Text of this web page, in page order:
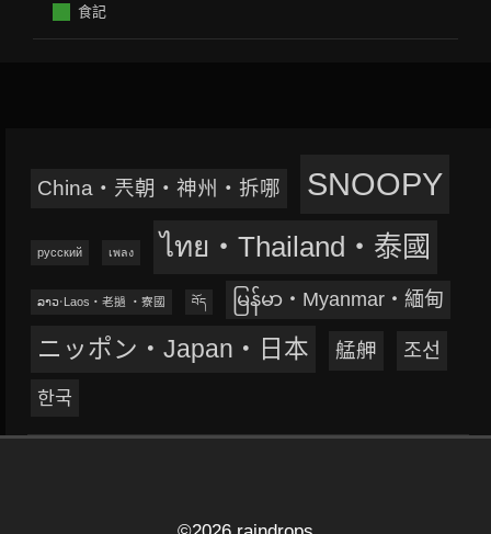
食記
China‧兲朝‧神州‧拆哪 SNOOPY
русский เพลง ไทย‧Thailand‧泰國
ລາວ‧Laos‧老撾 ‧寮國 བོད မြန်မာ‧Myanmar‧緬甸
ニッポン‧Japan‧日本 艋舺 조선
한국